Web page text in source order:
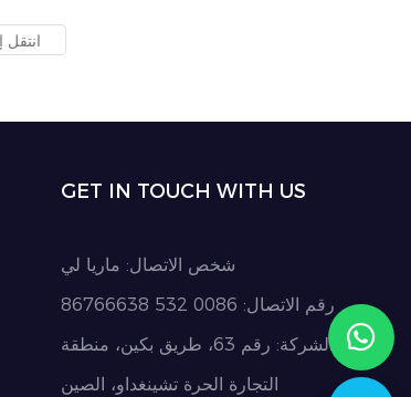
GET IN TOUCH WITH US
شخص الاتصال: ماريا لي
رقم الاتصال: 0086 532 86766638
عنوان الشركة: رقم 63، طريق بكين، منطقة
التجارة الحرة تشينغداو، الصين